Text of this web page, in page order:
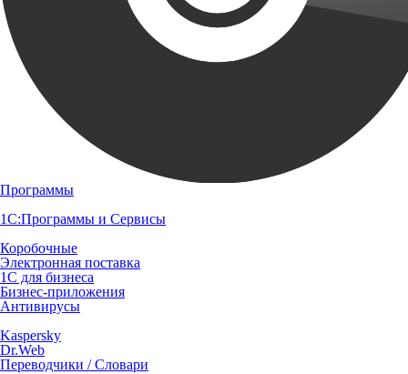
Программы
1С:Программы и Сервисы
Коробочные
Электронная поставка
1С для бизнеса
Бизнес-приложения
Антивирусы
Kaspersky
Dr.Web
Переводчики / Словари